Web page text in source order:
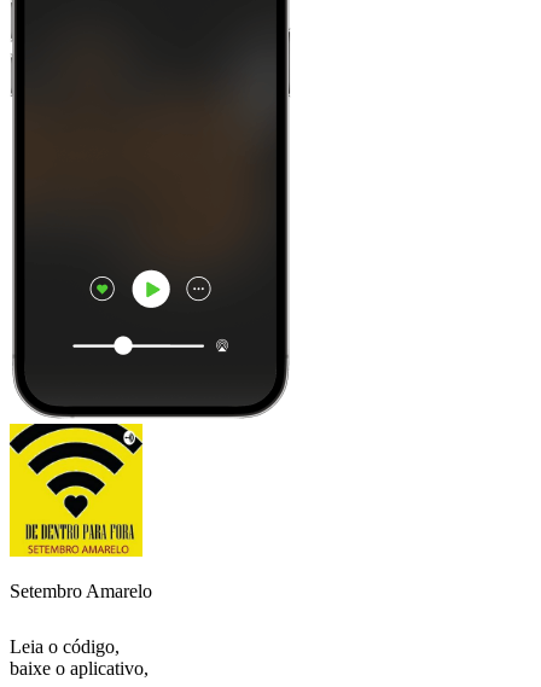
Setembro Amarelo
Leia o código,
baixe o aplicativo,